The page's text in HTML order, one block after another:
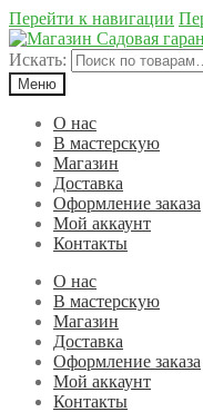
Перейти к навигации
Искать:
Меню
О нас
В мастерскую
Магазин
Доставка
Оформление заказа
Мой аккаунт
Контакты
О нас
В мастерскую
Магазин
Доставка
Оформление заказа
Мой аккаунт
Контакты